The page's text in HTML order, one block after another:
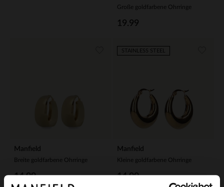
Große goldfarbene Ohrringe
19.99
Manfield
Breite goldfarbene Ohrringe
14.99
Manfield
Kleine goldfarbene Ohrringe
14.99
STAINLESS STEEL